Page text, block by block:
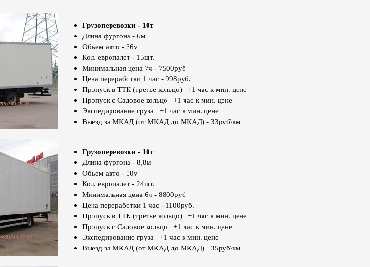
Грузоперевозки - 10т
Длина фургона - 6м
Объем авто - 36v
Кол. европалет - 15шт.
Минимальная цена 7ч - 7500руб
Цена переработки 1 час - 998руб.
Пропуск в ТТК (третье кольцо) +1 час к мин. цене
Пропуск с Садовое кольцо +1 час к мин. цене
Экспедирование груза +1 час к мин. цене
Выезд за МКАД (от МКАД до МКАД) - 33руб\км
Грузоперевозки - 10т
Длина фургона - 8,8м
Объем авто - 50v
Кол. европалет - 24шт.
Минимальная цена 6ч - 8800руб
Цена переработки 1 час - 1100руб.
Пропуск в ТТК (третье кольцо) +1 час к мин. цене
Пропуск с Садовое кольцо +1 час к мин. цене
Экспедирование груза +1 час к мин. цене
Выезд за МКАД (от МКАД до МКАД) - 35руб\км